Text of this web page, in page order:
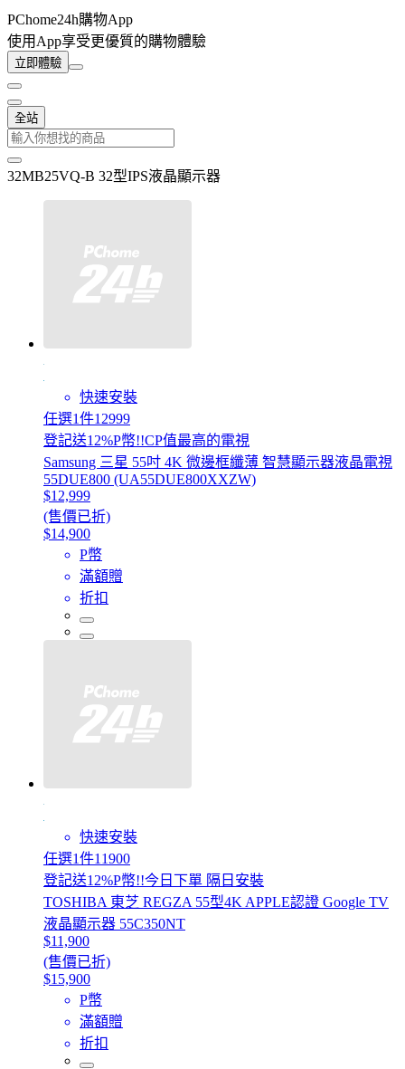
PChome24h購物App
使用App享受更優質的購物體驗
立即體驗
全站
32MB25VQ-B 32型IPS液晶顯示器
快速安裝
任選1件12999
登記送12%P幣!!CP值最高的電視
Samsung 三星 55吋 4K 微邊框纖薄 智慧顯示器液晶電視
55DUE800 (UA55DUE800XXZW)
$12,999
(售價已折)
$14,900
P幣
滿額贈
折扣
快速安裝
任選1件11900
登記送12%P幣!!今日下單 隔日安裝
TOSHIBA 東芝 REGZA 55型4K APPLE認證 Google TV
液晶顯示器 55C350NT
$11,900
(售價已折)
$15,900
P幣
滿額贈
折扣